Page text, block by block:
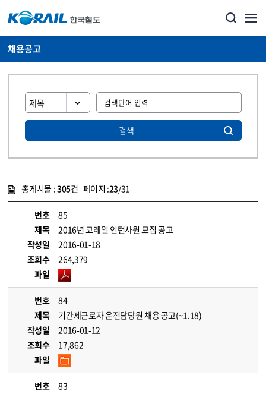
채용공고
검색
총게시물 :305건 페이지 :23/31
번호
85
제목
2016년 코레일 인턴사원 모집 공고
작성일
2016-01-18
조회수
264,379
파일
번호
84
제목
기간제근로자 운전담당원 채용 공고(~1.18)
작성일
2016-01-12
조회수
17,862
파일
번호
83